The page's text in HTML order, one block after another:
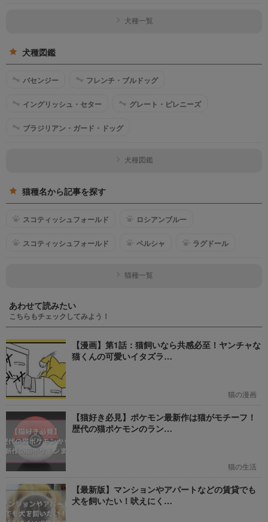
犬種一覧
犬種図鑑
バセンジー フレンチ・ブルドッグ
イングリッシュ・セター グレート・ピレニーズ
ブラジリアン・ガード・ドッグ
犬種図鑑
猫種名から記事を探す
スコティッシュフォールド ロシアンブルー
スコティッシュフォールド ペルシャ ラグドール
猫種一覧
あわせて読みたい
こちらもチェックしてみよう！
【漫画】第1話：猫飼いなら共感必至！ヤンチャな
猫くんの可愛いイタズラ…
猫の漫画
【猫好き必見】ポケモン最新作は猫がモチーフ！
歴代の猫ポケモンのラン…
猫の生活
【最新版】マンションやアパートなどの賃貸でも
犬を飼いたい！吠えにく…